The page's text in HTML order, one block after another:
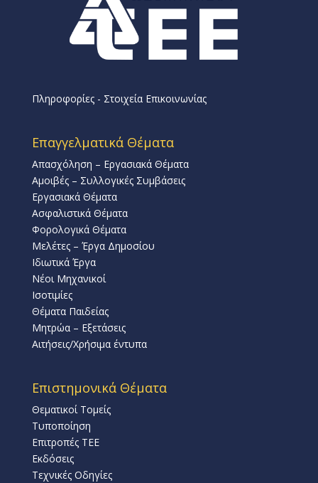
Πληροφορίες - Στοιχεία Επικοινωνίας
Επαγγελματικά Θέματα
Απασχόληση – Εργασιακά Θέματα
Αμοιβές – Συλλογικές Συμβάσεις
Εργασιακά Θέματα
Ασφαλιστικά Θέματα
Φορολογικά Θέματα
Μελέτες – Έργα Δημοσίου
Ιδιωτικά Έργα
Νέοι Μηχανικοί
Ισοτιμίες
Θέματα Παιδείας
Μητρώα – Εξετάσεις
Αιτήσεις/Χρήσιμα έντυπα
Επιστημονικά Θέματα
Θεματικοί Τομείς
Τυποποίηση
Επιτροπές ΤΕΕ
Εκδόσεις
Τεχνικές Οδηγίες